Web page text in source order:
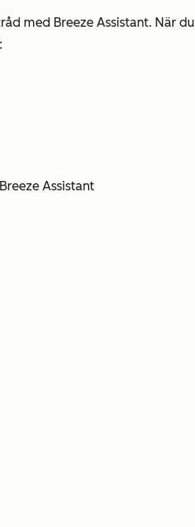
med Breeze Assistant. När du
Assistant